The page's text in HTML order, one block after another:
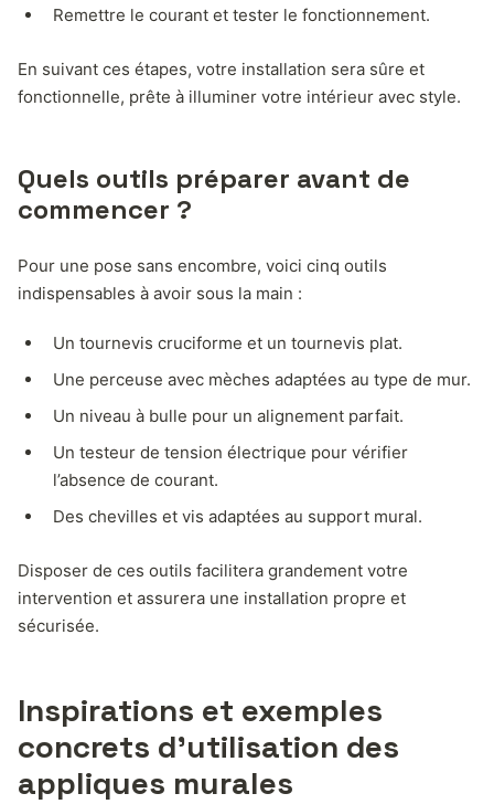
Remettre le courant et tester le fonctionnement.
En suivant ces étapes, votre installation sera sûre et
fonctionnelle, prête à illuminer votre intérieur avec style.
Quels outils préparer avant de
commencer ?
Pour une pose sans encombre, voici cinq outils
indispensables à avoir sous la main :
Un tournevis cruciforme et un tournevis plat.
Une perceuse avec mèches adaptées au type de mur.
Un niveau à bulle pour un alignement parfait.
Un testeur de tension électrique pour vérifier
l’absence de courant.
Des chevilles et vis adaptées au support mural.
Disposer de ces outils facilitera grandement votre
intervention et assurera une installation propre et
sécurisée.
Inspirations et exemples
concrets d’utilisation des
appliques murales